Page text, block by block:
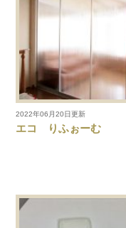
2022年06月20日更新
エコ りふぉーむ